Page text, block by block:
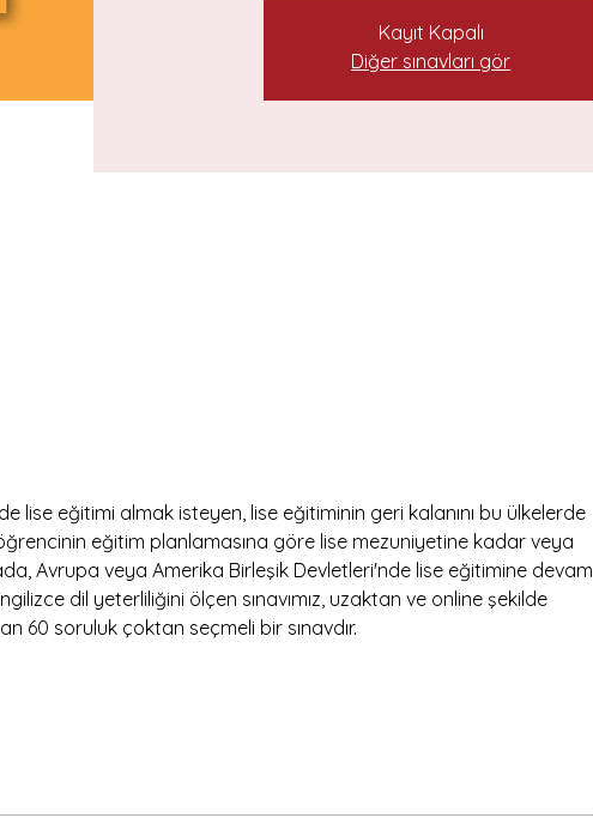
Kayıt Kapalı
Diğer sınavları gör
lise eğitimi almak isteyen, lise eğitiminin geri kalanını bu ülkelerde
eğitim planlamasına göre lise mezuniyetine kadar veya
Avrupa veya Amerika Birleşik Devletleri'nde lise eğitimine devam
dil yeterliliğini ölçen sınavımız, uzaktan ve online şekilde
60 soruluk çoktan seçmeli bir sınavdır.